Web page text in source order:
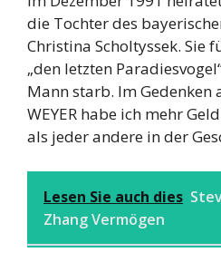
die Tochter des
Christina Scholtyssek. Sie
„den letzten
Mann starb. Im Gedenken
WEYER habe ich mehr
als jeder andere in der
Lesen Sie auch dies
Zhang Vermögen